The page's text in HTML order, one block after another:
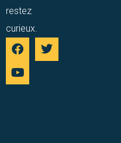
restez
curieux.